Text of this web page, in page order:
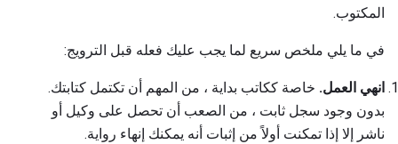
المكتوب.
في ما يلي ملخص سريع لما يجب عليك فعله قبل الترويج:
انهي العمل. خاصة ككاتب بداية ، من المهم أن تكتمل كتابتك.
بدون وجود سجل ثابت ، من الصعب أن تحصل على وكيل أو
ناشر إلا إذا تمكنت أولاً من إثبات أنه يمكنك إنهاء رواية.